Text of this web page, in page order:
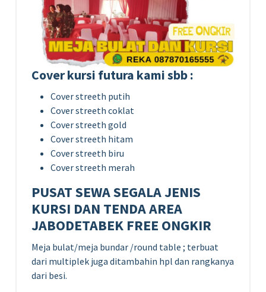
Cover kursi futura kami sbb :
Cover streeth putih
Cover streeth coklat
Cover streeth gold
Cover streeth hitam
Cover streeth biru
Cover streeth merah
PUSAT SEWA SEGALA JENIS
KURSI DAN TENDA AREA
JABODETABEK FREE ONGKIR
Meja bulat/meja bundar /round table ; terbuat
dari multiplek juga ditambahin hpl dan rangkanya
dari besi.